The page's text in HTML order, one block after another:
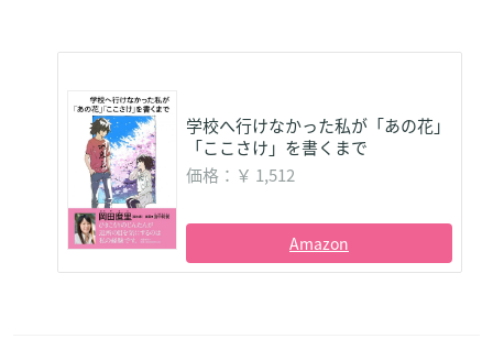
学校へ行けなかった私が「あの花」
「ここさけ」を書くまで
価格：￥ 1,512
Amazon